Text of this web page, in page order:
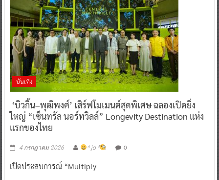
บันเทิง
‘บิวกิ้น–พุฒิพงศ์’ เสิร์ฟโมเมนต์สุดพิเศษ ฉลองเปิดยิ่ง
ใหญ่ “เซ็นทรัล นอร์ทวิลล์” Longevity Destination แห่ง
แรกของไทย
4 กรกฎาคม 2026 ^ jo ^ 0
เปิดประสบการณ์ “Multiply